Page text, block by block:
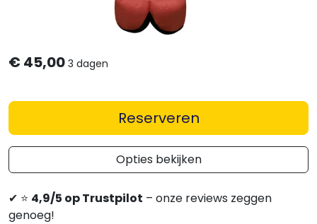
€ 45,00 3 dagen
Reserveren
Opties bekijken
✔ ⭐ 4,9/5 op Trustpilot – onze reviews zeggen
genoeg!